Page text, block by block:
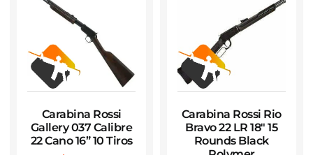
Carabina Rossi
Gallery 037 Calibre
22 Cano 16” 10 Tiros
Carabina Rossi Rio
Bravo 22 LR 18″ 15
Rounds Black